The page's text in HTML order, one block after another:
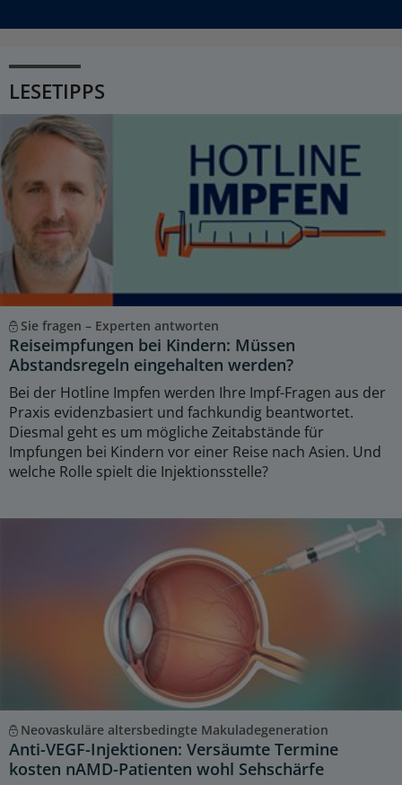
LESETIPPS
Sie fragen – Experten antworten
Reiseimpfungen bei Kindern: Müssen
Abstandsregeln eingehalten werden?
Bei der Hotline Impfen werden Ihre Impf-Fragen aus der
Praxis evidenzbasiert und fachkundig beantwortet.
Diesmal geht es um mögliche Zeitabstände für
Impfungen bei Kindern vor einer Reise nach Asien. Und
welche Rolle spielt die Injektionsstelle?
Neovaskuläre altersbedingte Makuladegeneration
Anti-VEGF-Injektionen: Versäumte Termine
kosten nAMD-Patienten wohl Sehschärfe